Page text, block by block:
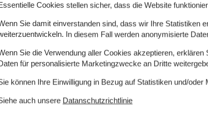
Cookies stellen sicher, dass die Website
Sie damit einverstanden sind, dass wir Ihre Statistiken
In diesem Fall werden anonymisierte
Sie die Verwendung aller Cookies akzeptieren,
für personalisierte Marketingzwecke an Dritte
können Ihre Einwilligung in Bezug auf Statistiken und/
auch unsere Datanschutzrichtlinie